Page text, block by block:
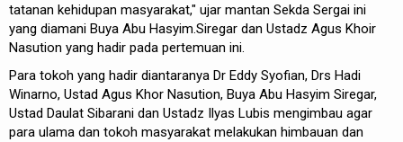
tatanan kehidupan masyarakat," ujar mantan Sekda Sergai ini
yang diamani Buya Abu Hasyim.Siregar dan Ustadz Agus Khoir
Nasution yang hadir pada pertemuan ini.
Para tokoh yang hadir diantaranya Dr Eddy Syofian, Drs Hadi
Winarno, Ustad Agus Khor Nasution, Buya Abu Hasyim Siregar,
Ustad Daulat Sibarani dan Ustadz Ilyas Lubis mengimbau agar
para ulama dan tokoh masyarakat melakukan himbauan dan